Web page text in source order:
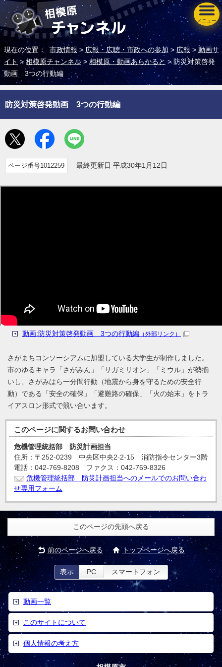
メニュー
現在の位置： 市政情報 >広報・広聴・市政への参加 >広報 >動画サ
イト>相模原チャンネル > 相模原・動画あらかると > 防災対策啓発
動画 3つの行動編
防災対策啓発動画 3つの行動編
ページ番号1012259 最終更新日 平成30年1月12日
動画:防災対策啓発動画 3つの行動編 （外部リンク）
さがまちコンソーシアムに加盟している大学生が制作しました。
市のゆるキャラ「さがみん」「サガミリオン」「ミウル」が勢揃
いし、さがみはら一分間行動（地震から身を守るための安全行
動）である「安全の確保」「避難路の確保」「火の始末」をトラ
イアスロン形式で競い合います。
このページに関するお問い合わせ
危機管理統括部 防災計画担当
住所：〒252-0239 中央区中央2-2-15 消防指令センター3階
電話：042-769-8208 ファクス：042-769-8326
危機管理統括部 防災計画担当へのメールでのお問い合わ
せ専用フォーム
このページの先頭へ戻る
前のページへ戻る トップページへ戻る
表示 PC スマートフォン
動画一覧
このサイトについて
個人情報の考え方